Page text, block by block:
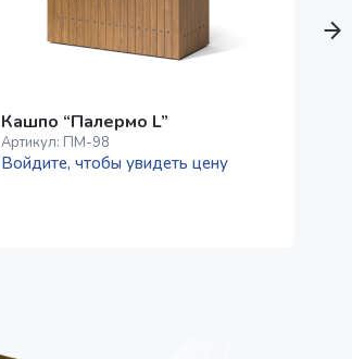
Кашпо “Палермо L”
Артикул: ПМ-98
Войдите, чтобы увидеть цену